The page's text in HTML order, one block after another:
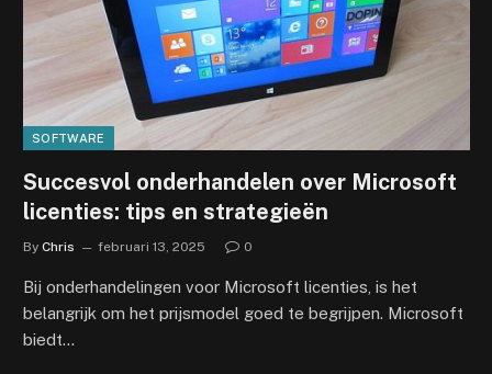
SOFTWARE
Succesvol onderhandelen over Microsoft
licenties: tips en strategieën
By Chris februari 13, 2025 0
Bij onderhandelingen voor Microsoft licenties, is het
belangrijk om het prijsmodel goed te begrijpen. Microsoft
biedt…